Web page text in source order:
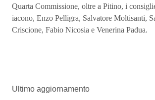
Quarta Commissione, oltre a Pitino, i
iacono, Enzo Pelligra, Salvatore Moltisanti,
Criscione, Fabio Nicosia e Venerina Padua.
Ultimo aggiornamento